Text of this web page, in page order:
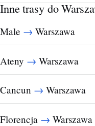
Inne trasy do
Male → Warszawa
Ateny → Warszawa
Cancun → Warszawa
Florencja → Warszawa